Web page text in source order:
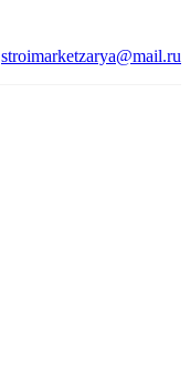
stroimarketzarya@mail.ru